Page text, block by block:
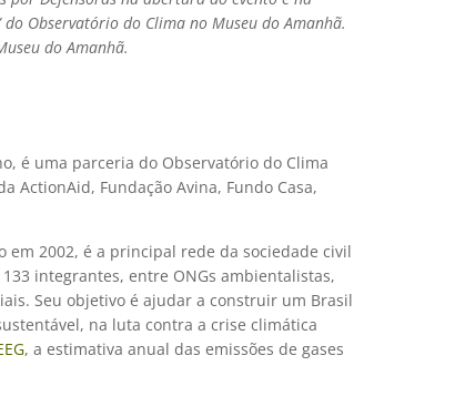
do Observatório do Clima no Museu do Amanhã.
do Amanhã.
é uma parceria do Observatório do Clima
ActionAid, Fundação Avina, Fundo Casa,
em 2002, é a principal rede da sociedade civil
integrantes, entre ONGs ambientalistas,
Seu objetivo é ajudar a construir um Brasil
na luta contra a crise climática
, a estimativa anual das emissões de gases